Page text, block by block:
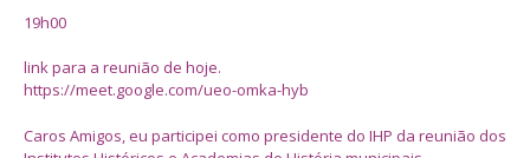
19h00
link para a reunião de hoje.
https://meet.google.com/ueo-omka-hyb
Caros Amigos, eu participei como presidente do IHP da reunião dos